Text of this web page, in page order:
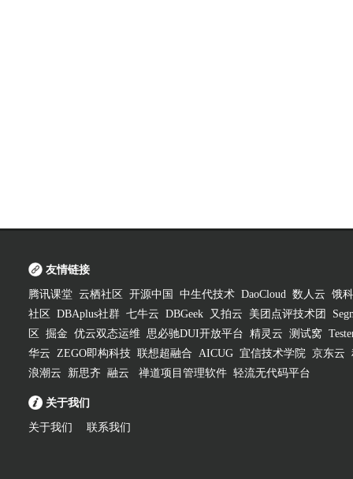
友情链接
腾讯课堂 云栖社区 开源中国 中生代技术 DaoCloud 数人云 饿
社区
DBAplus社群 七牛云 DBGeek 又拍云 美团点评技术团
区
掘金 优云双态运维 思必驰DUI开放平台 精灵云 测试窝
华云 ZEGO即构科技 联想超融合 AICUG 宜信技术学院 京东云
浪潮云
新思齐 融云 禅道项目管理软件 轻流无代码平台
关于我们
关于我们 联系我们